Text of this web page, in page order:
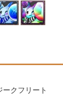
ークフリート